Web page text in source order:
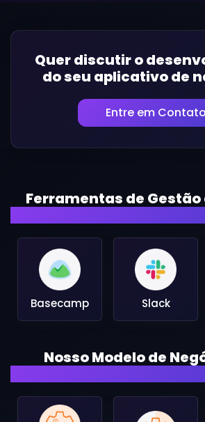
Quer discutir o
do seu aplicativo de
Entre em Contato
Ferramentas de Gestão
Basecamp Slack
Nosso Modelo de